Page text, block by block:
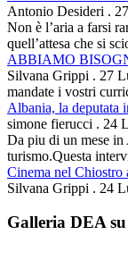
Antonio Desideri .
Non è l’aria a farsi
quell’attesa che si
ABBIAMO
Silvana Grippi . 27
mandate i vostri
Albania, la deputata
simone fierucci . 24
Da piu di un mese
turismo.Questa
Cinema nel Chiostro
Silvana Grippi . 24
Galleria DEA